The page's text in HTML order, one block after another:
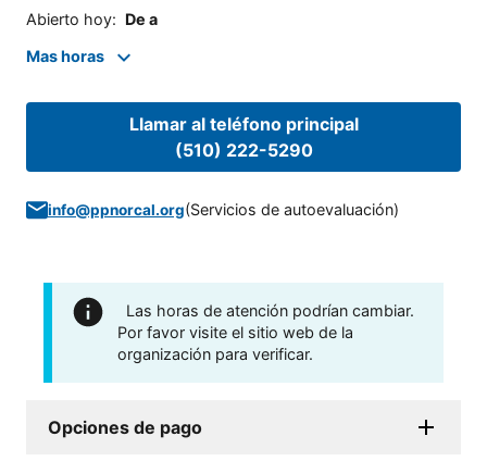
Abierto hoy: De a
Mas horas
Llamar al teléfono principal
(510) 222-5290
info@ppnorcal.org(Servicios de autoevaluación)
Las horas de atención podrían cambiar.
Por favor visite el sitio web de la
organización para verificar.
Opciones de pago